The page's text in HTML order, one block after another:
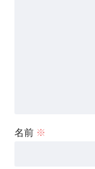
名前 ※